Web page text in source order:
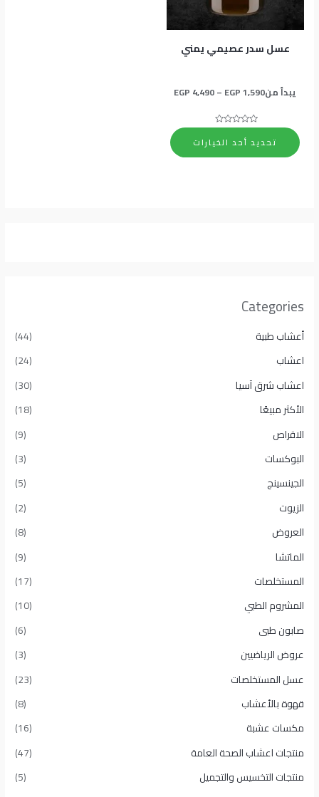
Categories
أعشاب طبية
(44)
اعشاب
(24)
اعشاب شرق آسيا
(30)
الأكثر مبيعًا​
(18)
الاقراص
(9)
البوكسات
(3)
الجينسينج
(5)
الزيوت
(2)
العروض
(8)
الماتشا
(9)
المستخلصات
(17)
المشروم الطبي
(10)
صابون طبى
(6)
عروض الرياضيين
(3)
عسل المستخلصات
(23)
قهوة بالأعشاب
(8)
مكسات عشبة
(16)
منتجات اعشاب الصحة العامة
(47)
منتجات التخسيس والتجميل
(5)
عسل سدر عصيمي يمني
يبدأ من EGP1,590
–
EGP 4,490
التقييم
0
تحديد أحد الخيارات
المنتج.
يمكن